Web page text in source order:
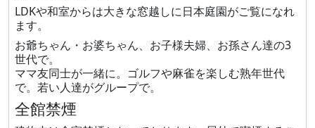
LDKや和室からは大きな窓越しに日本庭園がご覧になれ
ます。
お爺ちゃん・お婆ちゃん、お子様夫婦、お孫さん達の3
世代で。
ママ友同士が一緒に。ゴルフや麻雀を楽しむ熟年世代
で。若い人達がグループで。
全館禁煙